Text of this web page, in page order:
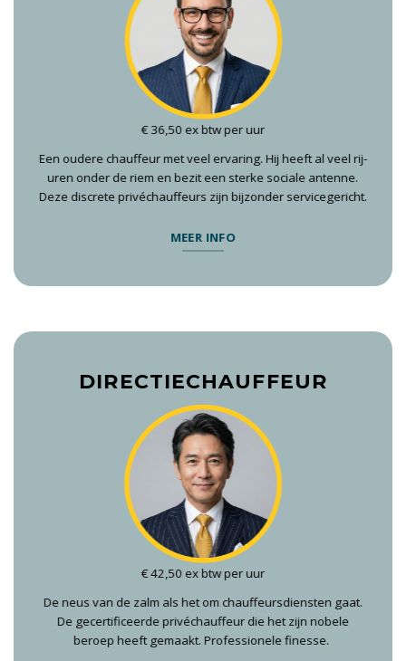
€ 36,50 ex btw per uur
Een oudere chauffeur met veel ervaring. Hij heeft al veel rij-
uren onder de riem en bezit een sterke sociale antenne.
Deze discrete privéchauffeurs zijn bijzonder servicegericht.
MEER INFO
€ 42,50 ex btw per uur
De neus van de zalm als het om chauffeursdiensten gaat.
De gecertificeerde privéchauffeur die het zijn nobele
beroep heeft gemaakt. Professionele finesse.
DIRECTIECHAUFFEUR